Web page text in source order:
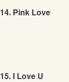
14. Pink Love
15. I Love U